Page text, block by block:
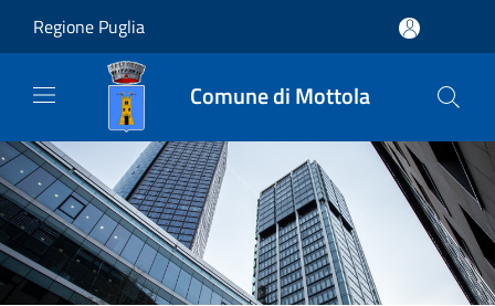
Regione Puglia
Comune di Mottola